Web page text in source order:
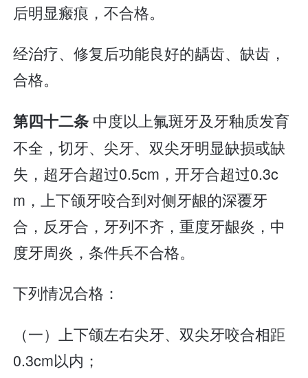
后明显瘢痕，不合格。
经治疗、修复后功能良好的龋齿、缺齿，
合格。
第四十二条 中度以上氟斑牙及牙釉质发育
不全，切牙、尖牙、双尖牙明显缺损或缺
失，超牙合超过0.5cm，开牙合超过0.3c
m，上下颌牙咬合到对侧牙龈的深覆牙
合，反牙合，牙列不齐，重度牙龈炎，中
度牙周炎，条件兵不合格。
下列情况合格：
（一）上下颌左右尖牙、双尖牙咬合相距
0.3cm以内；